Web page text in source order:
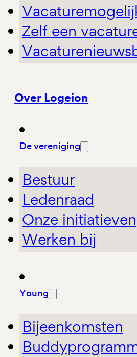
Zelf een
Over Logeion
De vereniging
Bestuur
Ledenraad
Onze initiatieven
Werken bij
Young
Bijeenkomsten